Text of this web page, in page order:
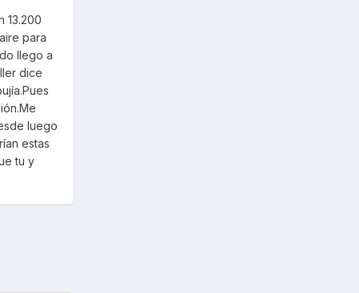
13.200
para
llego a
dice
luego
estas
tu y